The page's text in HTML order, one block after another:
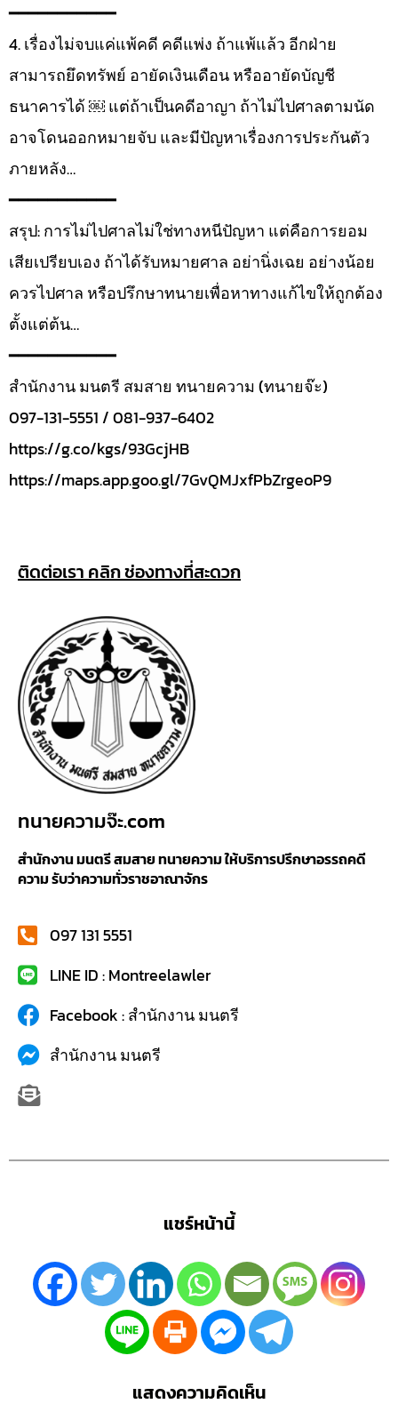
━━━━━━━━━━━
4. เรื่องไม่จบแค่แพ้คดี คดีแพ่ง ถ้าแพ้แล้ว อีกฝ่าย
สามารถยึดทรัพย์ อายัดเงินเดือน หรืออายัดบัญชี
ธนาคารได้ ￼ แต่ถ้าเป็นคดีอาญา ถ้าไม่ไปศาลตามนัด
อาจโดนออกหมายจับ และมีปัญหาเรื่องการประกันตัว
ภายหลัง…
━━━━━━━━━━━
สรุป: การไม่ไปศาลไม่ใช่ทางหนีปัญหา แต่คือการยอม
เสียเปรียบเอง ถ้าได้รับหมายศาล อย่านิ่งเฉย อย่างน้อย
ควรไปศาล หรือปรึกษาทนายเพื่อหาทางแก้ไขให้ถูกต้อง
ตั้งแต่ต้น…
━━━━━━━━━━━
สำนักงาน มนตรี สมสาย ทนายความ (ทนายจ๊ะ)
097-131-5551 / 081-937-6402
https://g.co/kgs/93GcjHB
https://maps.app.goo.gl/7GvQMJxfPbZrgeoP9
ติดต่อเรา คลิก ช่องทางที่สะดวก
ทนายความจ๊ะ.com
สำนักงาน มนตรี สมสาย ทนายความ ให้บริการปรึกษาอรรถคดี
ความ รับว่าความทั่วราชอาณาจักร
097 131 5551
LINE ID : Montreelawler
Facebook : สำนักงาน มนตรี
สำนักงาน มนตรี
แชร์หน้านี้
แสดงความคิดเห็น